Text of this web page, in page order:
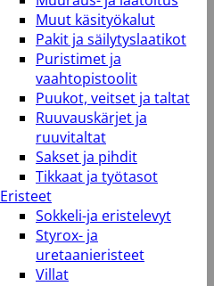
Muut käsityökalut
Pakit ja säilytyslaatikot
Puristimet ja
vaahtopistoolit
Puukot, veitset ja taltat
Ruuvauskärjet ja
ruuvitaltat
Sakset ja pihdit
Tikkaat ja työtasot
Eristeet
Sokkeli-ja eristelevyt
Styrox- ja
uretaanieristeet
Villat